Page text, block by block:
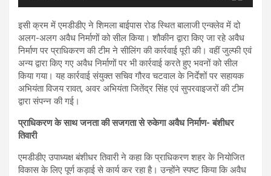
इसी क्रम में एमडीडीए ने शिमला बाईपास रोड स्थित बालाजी एन्क्लेव में दो
अलग-अलग अवैध निर्माणों को सील किया। शौकीन द्वारा किए जा रहे अवैध
निर्माण पर प्राधिकरण की टीम ने सीलिंग की कार्रवाई पूरी की। वहीं जुल्फी एवं
अन्य द्वारा किए गए अवैध निर्माणों पर भी कार्रवाई करते हुए भवनों को सील
किया गया। यह कार्रवाई संयुक्त सचिव गौरव चटवाल के निर्देशों पर सहायक
अभियंता विजय रावत, अवर अभियंता जितेंद्र सिंह एवं सुपरवाइजरों की टीम
द्वारा संपन्न की गई।
प्राधिकरण के साथ जनता की सजगता से रुकेगा अवैध निर्माण- बंशीधर
तिवारी
एमडीडीए उपाध्यक्ष बंशीधर तिवारी ने कहा कि प्राधिकरण शहर के नियोजित
विकास के लिए पूर्ण कड़ाई से कार्य कर रहा है। उन्होंने स्पष्ट किया कि अवैध